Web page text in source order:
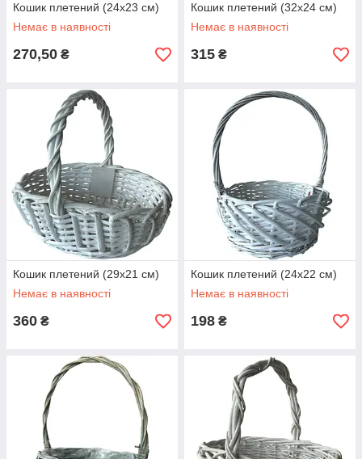
Кошик плетений (24х23 см)
Немає в наявності
270,50 ₴
Кошик плетений (32х24 см)
Немає в наявності
315 ₴
Кошик плетений (29х21 см)
Немає в наявності
360 ₴
Кошик плетений (24х22 см)
Немає в наявності
198 ₴